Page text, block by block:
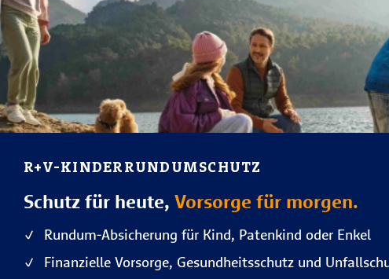
R+V-KINDERRUNDUMSCHUTZ
Schutz für heute, Vorsorge für morgen.
Rundum-Absicherung für Kind, Patenkind oder Enkel
Finanzielle Vorsorge, Gesundheitsschutz und